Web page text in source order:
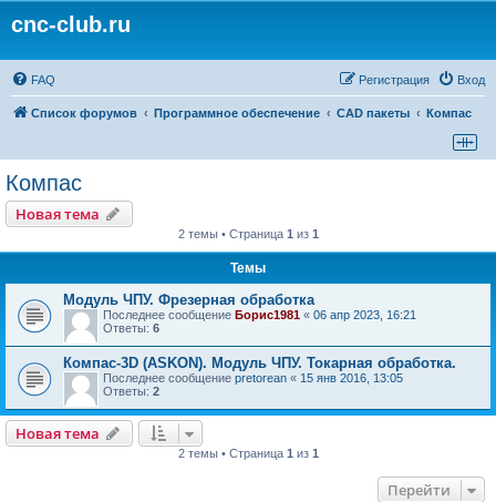
cnc-club.ru
FAQ Вход
Регистрация
Список форумов Программное обеспечение CAD пакеты Компас
Компас
Новая тема
2 темы • Страница 1 из 1
Темы
Модуль ЧПУ. Фрезерная обработка
Последнее сообщение Борис1981 « 06 апр 2023, 16:21
Ответы: 6
Компас-3D (ASKON). Модуль ЧПУ. Токарная обработка.
Последнее сообщение pretorean « 15 янв 2016, 13:05
Ответы: 2
Новая тема
2 темы • Страница 1 из 1
Перейти